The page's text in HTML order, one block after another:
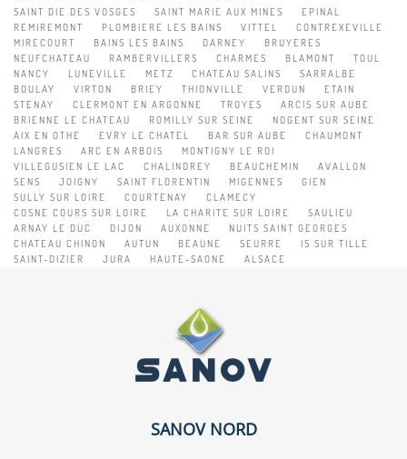
SAINT DIE DES VOSGES
SAINT MARIE AUX MINES
EPINAL
REMIREMONT
PLOMBIERE LES BAINS VITTEL
CONTREXEVILLE
MIRECOURT
BAINS LES BAINS DARNEY
BRUYERES
NEUFCHATEAU
RAMBERVILLERS CHARMES BLAMONT
TOUL
NANCY
LUNEVILLE METZ CHATEAU SALINS
SARRALBE
BOULAY
VIRTON BRIEY THIONVILLE VERDUN
ETAIN
STENAY
CLERMONT EN ARGONNE TROYES
ARCIS SUR AUBE
BRIENNE LE CHATEAU
ROMILLY SUR SEINE
NOGENT SUR SEINE
AIX EN OTHE
EVRY LE CHATEL BAR SUR AUBE
CHAUMONT
LANGRES
ARC EN ARBOIS
MONTIGNY LE ROI
VILLEGUSIEN LE LAC
CHALINDREY BEAUCHEMIN
AVALLON
SENS
JOIGNY SAINT FLORENTIN MIGENNES
GIEN
SULLY SUR LOIRE
COURTENAY
CLAMECY
COSNE COURS SUR LOIRE
LA CHARITE SUR LOIRE
SAULIEU
ARNAY LE DUC
DIJON AUXONNE
NUITS SAINT GEORGES
CHATEAU CHINON
AUTUN BEAUNE SEURRE
IS SUR TILLE
SAINT-DIZIER
JURA HAUTE-SAONE ALSACE
SANOV NORD